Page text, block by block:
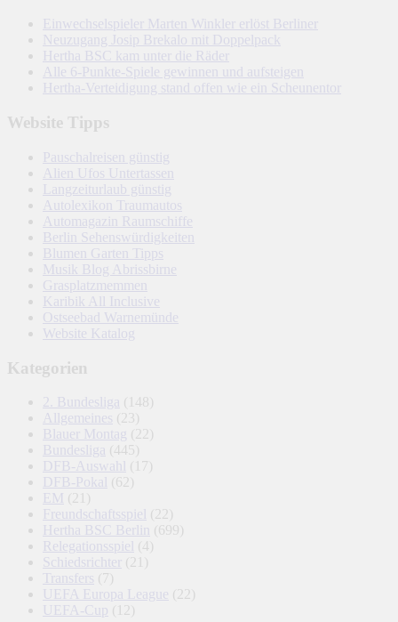
Einwechselspieler Marten Winkler erlöst Berliner
Neuzugang Josip Brekalo mit Doppelpack
Hertha BSC kam unter die Räder
Alle 6-Punkte-Spiele gewinnen und aufsteigen
Hertha-Verteidigung stand offen wie ein Scheunentor
Website Tipps
Pauschalreisen günstig
Alien Ufos Untertassen
Langzeiturlaub günstig
Autolexikon Traumautos
Automagazin Raumschiffe
Berlin Sehenswürdigkeiten
Blumen Garten Tipps
Musik Blog Abrissbirne
Grasplatzmemmen
Karibik All Inclusive
Ostseebad Warnemünde
Website Katalog
Kategorien
2. Bundesliga (148)
Allgemeines (23)
Blauer Montag (22)
Bundesliga (445)
DFB-Auswahl
(17)
DFB-Pokal (62)
EM (21)
Freundschaftsspiel (22)
Hertha BSC Berlin
(699)
Relegationsspiel (4)
Schiedsrichter
(21)
Transfers (7)
UEFA Europa League (22)
UEFA-Cup (12)